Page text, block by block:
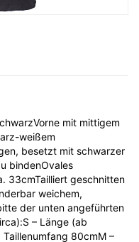
mit mittigem
weißem
besetzt mit schwarzer
bindenOvales
33cmTailliert geschnitten
weichem,
der unten angeführten
– Länge (ab
80cmM –